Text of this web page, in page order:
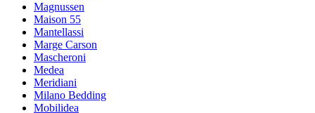
Magnussen
Maison 55
Mantellassi
Marge Carson
Mascheroni
Medea
Meridiani
Milano Bedding
Mobilidea